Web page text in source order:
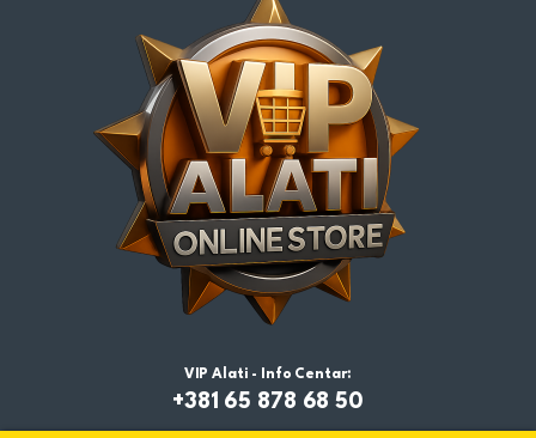
VIP Alati - Info Centar:
+381 65 878 68 50